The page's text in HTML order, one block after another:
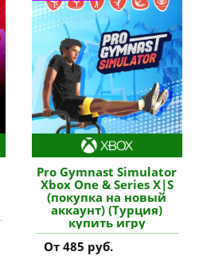
Pro Gymnast Simulator
Xbox One & Series X|S
(покупка на новый
аккаунт) (Турция)
купить игру
От 485 руб.